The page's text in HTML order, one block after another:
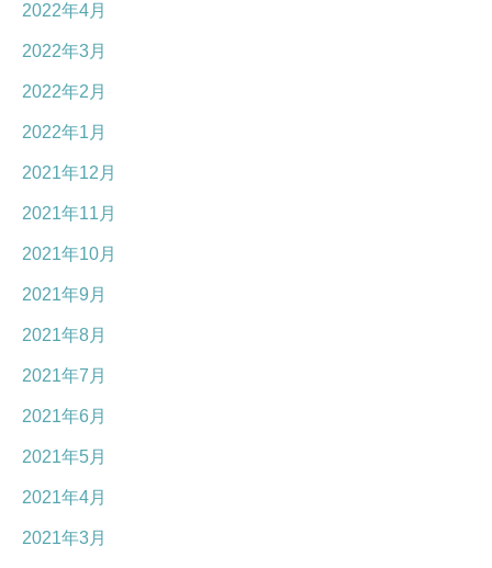
2022年4月
2022年3月
2022年2月
2022年1月
2021年12月
2021年11月
2021年10月
2021年9月
2021年8月
2021年7月
2021年6月
2021年5月
2021年4月
2021年3月